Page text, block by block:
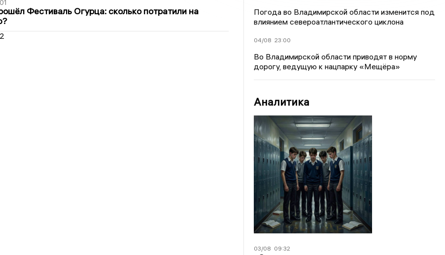
Фестиваль Огурца: сколько потратили на
Погода во Владимирской области изменится под
влиянием североатлантического циклона
04/08 23:00
Во Владимирской области приводят в норму
дорогу, ведущую к нацпарку «Мещёра»
Аналитика
03/08 09:32